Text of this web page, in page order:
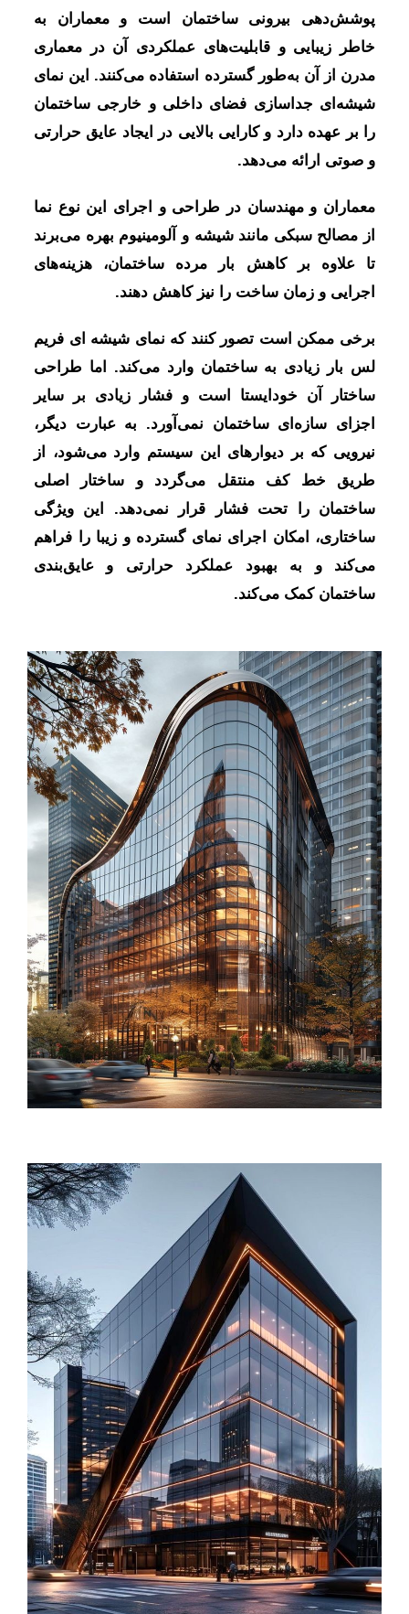
پوشش‌دهی بیرونی ساختمان است و معماران به
خاطر زیبایی و قابلیت‌های عملکردی آن در معماری
مدرن از آن به‌طور گسترده استفاده می‌کنند. این نمای
شیشه‌ای جداسازی فضای داخلی و خارجی ساختمان
را بر عهده دارد و کارایی بالایی در ایجاد عایق حرارتی
و صوتی ارائه می‌دهد.
معماران و مهندسان در طراحی و اجرای این نوع نما
از مصالح سبکی مانند شیشه و آلومینیوم بهره می‌برند
تا علاوه بر کاهش بار مرده ساختمان، هزینه‌های
اجرایی و زمان ساخت را نیز کاهش دهند.
برخی ممکن است تصور کنند که نمای شیشه ای فریم
لس بار زیادی به ساختمان وارد می‌کند. اما طراحی
ساختار آن خودایستا است و فشار زیادی بر سایر
اجزای سازه‌ای ساختمان نمی‌آورد. به عبارت دیگر،
نیرویی که بر دیوارهای این سیستم وارد می‌شود، از
طریق خط کف منتقل می‌گردد و ساختار اصلی
ساختمان را تحت فشار قرار نمی‌دهد. این ویژگی
ساختاری، امکان اجرای نمای گسترده و زیبا را فراهم
می‌کند و به بهبود عملکرد حرارتی و عایق‌بندی
ساختمان کمک می‌کند.